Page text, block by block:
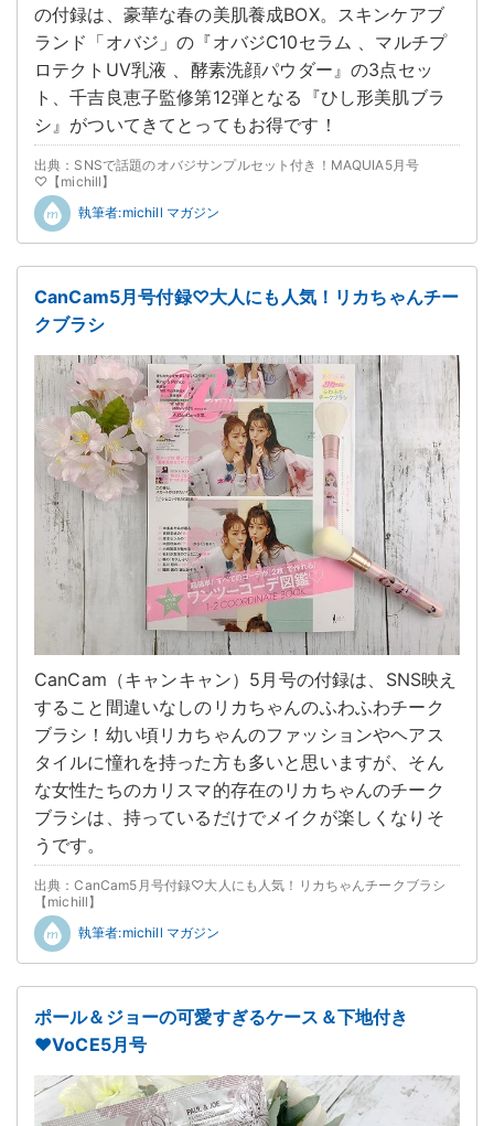
の付録は、豪華な春の美肌養成BOX。スキンケアブ
ランド「オバジ」の『オバジC10セラム 、マルチプ
ロテクトUV乳液 、酵素洗顔パウダー』の3点セッ
ト、千吉良恵子監修第12弾となる『ひし形美肌ブラ
シ』がついてきてとってもお得です！
出典：SNSで話題のオバジサンプルセット付き！MAQUIA5月号
♡【michill】
執筆者:michill マガジン
CanCam5月号付録♡大人にも人気！リカちゃんチー
クブラシ
CanCam（キャンキャン）5月号の付録は、SNS映え
すること間違いなしのリカちゃんのふわふわチーク
ブラシ！幼い頃リカちゃんのファッションやヘアス
タイルに憧れを持った方も多いと思いますが、そん
な女性たちのカリスマ的存在のリカちゃんのチーク
ブラシは、持っているだけでメイクが楽しくなりそ
うです。
出典：CanCam5月号付録♡大人にも人気！リカちゃんチークブラシ
【michill】
執筆者:michill マガジン
ポール＆ジョーの可愛すぎるケース＆下地付き
♥VoCE5月号